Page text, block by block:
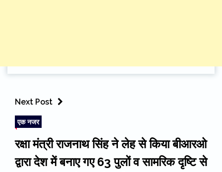
Next Post
एक नजर
रक्षा मंत्री राजनाथ सिंह ने लेह से किया बीआरओ
द्वारा देश में बनाए गए 63 पुलों व सामरिक दृष्टि से